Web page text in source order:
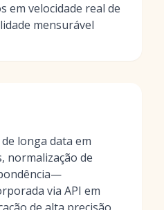
em velocidade real de
mensurável
longa data em
normalização de
via API em